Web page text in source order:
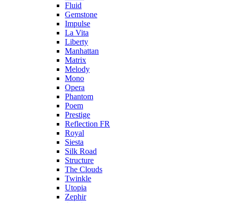
Fluid
Gemstone
Impulse
La Vita
Liberty
Manhattan
Matrix
Melody
Mono
Opera
Phantom
Poem
Prestige
Reflection FR
Royal
Siesta
Silk Road
Structure
The Clouds
Twinkle
Utopia
Zephir